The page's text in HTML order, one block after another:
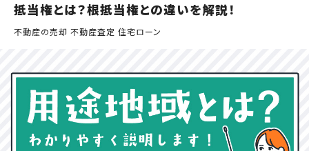
抵当権とは？根抵当権との違いを解説！
不動産の売却 不動産査定 住宅ローン